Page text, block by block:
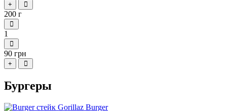
+
200 г
1
90 грн
+
Бургеры